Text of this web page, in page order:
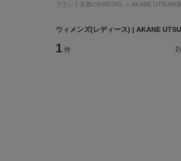
ブランド古着のRAGTAG AKANE
ウィメンズ(レディース) | AKANE
1 件